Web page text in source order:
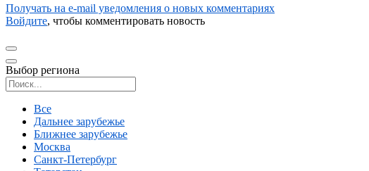
Получать на e‑mail уведомления о новых комментариях
Войдите, чтобы комментировать новость
Выбор региона
Все
Дальнее зарубежье
Ближнее зарубежье
Москва
Санкт-Петербург